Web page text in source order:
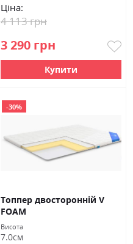
Ціна:
3 290 грн
4 113 грн
Купити
-30%
Топпер двосторонній V
FOAM
Висота
7.0см